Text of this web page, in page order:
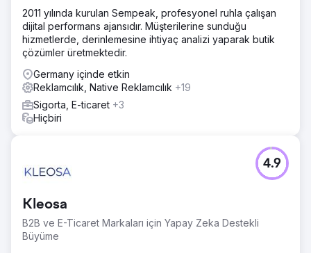
2011 yılında kurulan Sempeak, profesyonel ruhla çalışan
dijital performans ajansıdır. Müşterilerine sunduğu
hizmetlerde, derinlemesine ihtiyaç analizi yaparak butik
çözümler üretmektedir.
Germany içinde etkin
Reklamcılık, Native Reklamcılık +19
Sigorta, E-ticaret +3
Hiçbiri
Kleosa
B2B ve E-Ticaret Markaları için Yapay Zeka Destekli
Büyüme
4.9